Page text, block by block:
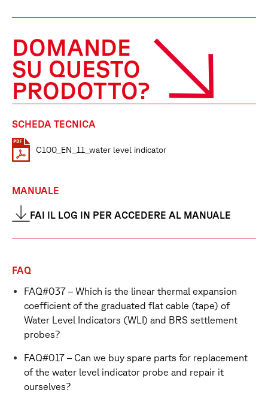
DOMANDE
SU QUESTO
PRODOTTO?
SCHEDA TECNICA
C100_EN_11_water level indicator
MANUALE
FAI IL LOG IN PER ACCEDERE AL MANUALE
FAQ
FAQ#037 – Which is the linear thermal expansion
coefficient of the graduated flat cable (tape) of
Water Level Indicators (WLI) and BRS settlement
probes?
FAQ#017 – Can we buy spare parts for replacement
of the water level indicator probe and repair it
ourselves?